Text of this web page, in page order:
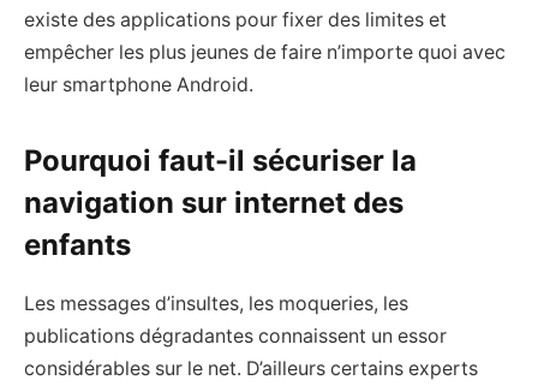
existe des applications pour fixer des limites et
empêcher les plus jeunes de faire n’importe quoi avec
leur smartphone Android.
Pourquoi faut-il sécuriser la
navigation sur internet des
enfants
Les messages d’insultes, les moqueries, les
publications dégradantes connaissent un essor
considérables sur le net. D’ailleurs certains experts